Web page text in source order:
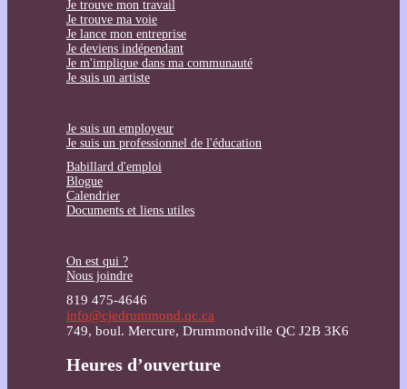
Je trouve mon travail
Je trouve ma voie
Je lance mon entreprise
Je deviens indépendant
Je m'implique dans ma communauté
Je suis un artiste
Je suis un employeur
Je suis un professionnel de l'éducation
Babillard d'emploi
Blogue
Calendrier
Documents et liens utiles
On est qui ?
Nous joindre
819 475-4646
info@cjedrummond.qc.ca
749, boul. Mercure, Drummondville QC J2B 3K6
Heures d’ouverture